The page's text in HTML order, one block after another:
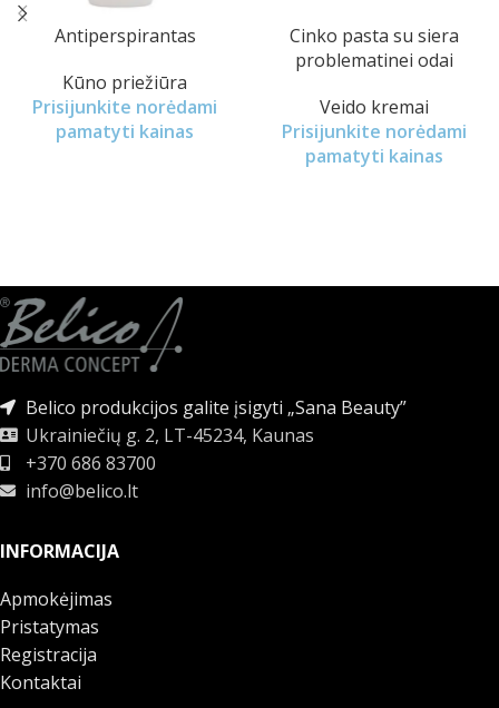
Antiperspirantas
Kūno priežiūra
Prisijunkite norėdami
pamatyti kainas
Cinko pasta su siera
problematinei odai
Veido kremai
Prisijunkite norėdami
pamatyti kainas
Belico produkcijos galite įsigyti „Sana Beauty”
Ukrainiečių g. 2, LT-45234, Kaunas
+370 686 83700
info@belico.lt
INFORMACIJA
Apmokėjimas
Pristatymas
Registracija
Kontaktai